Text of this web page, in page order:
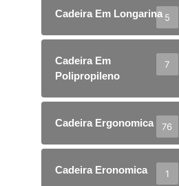
Cadeira Em Longarina 5
Cadeira Em
Polipropileno
7
Cadeira Ergonomica 76
Cadeira Eronomica 1